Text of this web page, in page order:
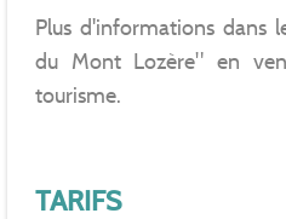
Plus d'informations dans
du Mont Lozère" en
tourisme.
TARIFS